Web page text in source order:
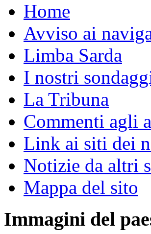
Home
Avviso ai
Limba Sarda
I nostri
La Tribuna
Commenti agli
Link ai siti dei
Notizie da altri
Mappa del sito
Immagini del